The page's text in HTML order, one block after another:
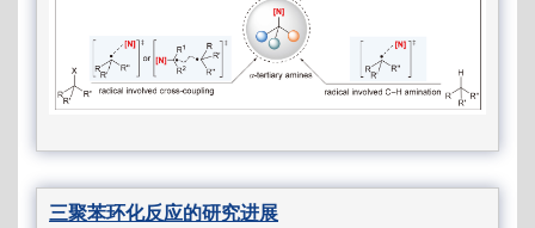
三聚苯环化反应的研究进展